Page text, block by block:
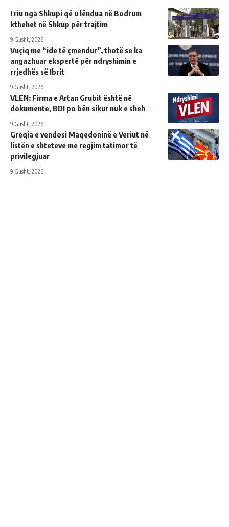
I riu nga Shkupi që u lëndua në Bodrum
kthehet në Shkup për trajtim
9 Gusht, 2026
Vuçiq me “ide të çmendur”, thotë se ka
angazhuar ekspertë për ndryshimin e
rrjedhës së Ibrit
9 Gusht, 2026
VLEN: Firma e Artan Grubit është në
dokumente, BDI po bën sikur nuk e sheh
9 Gusht, 2026
Greqia e vendosi Maqedoninë e Veriut në
listën e shteteve me regjim tatimor të
privilegjuar
9 Gusht, 2026